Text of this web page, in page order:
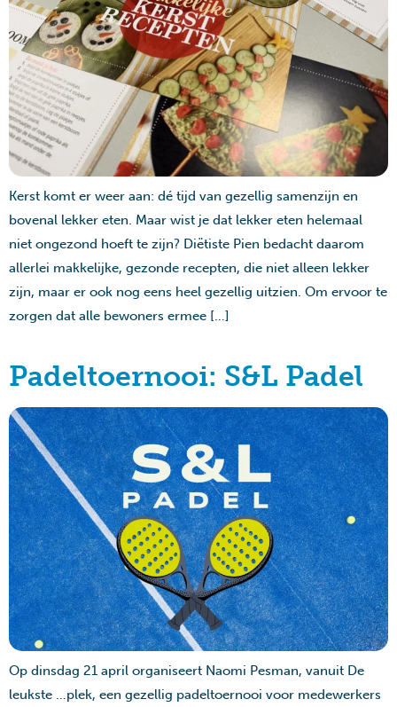
Kerst komt er weer aan: dé tijd van gezellig samenzijn en
bovenal lekker eten. Maar wist je dat lekker eten helemaal
niet ongezond hoeft te zijn? Diëtiste Pien bedacht daarom
allerlei makkelijke, gezonde recepten, die niet alleen lekker
zijn, maar er ook nog eens heel gezellig uitzien. Om ervoor te
zorgen dat alle bewoners ermee […]
Padeltoernooi: S&L Padel
Op dinsdag 21 april organiseert Naomi Pesman, vanuit De
leukste …plek, een gezellig padeltoernooi voor medewerkers